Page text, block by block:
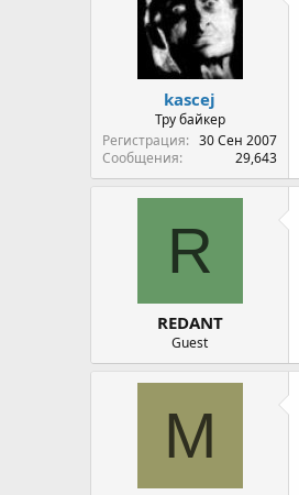
kascej
Тру байкер
Регистрация
30 Сен 2007
Сообщения
29,643
R
REDANT
Guest
M